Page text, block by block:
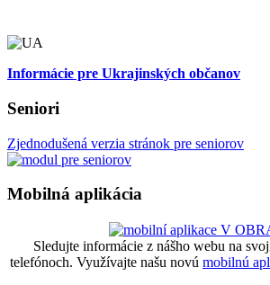
Informácie pre Ukrajinských občanov
Seniori
Zjednodušená verzia stránok pre seniorov
Mobilná aplikácia
Sledujte informácie z nášho webu na
telefónoch. Využívajte našu novú mobilnú